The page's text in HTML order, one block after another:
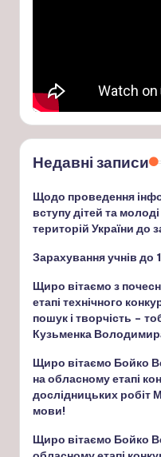
Недавні записи
Щодо проведення
вступу дітей та
територій України до
Зарахування учнів до
Щиро вітаємо з
етапі технічного
пошук і творчість –
Кузьменка
Щиро вітаємо Бойко
на обласному етапі
дослідницьких робіт
мови!
Щиро вітаємо Бойко